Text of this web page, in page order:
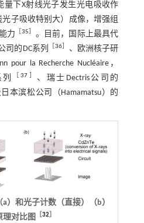
量下X射线光子发生光电吸收作
子吸收特别大）成像，增强组
力 ［35
。目前，国际上最具代
司的DC系列
［36
、欧洲核子研
pour la Recherche Nucléaire，
［37
、瑞士Dectris公司的
本滨松公司（Hamamatsu）的
）和光子计数（直接）（b）
理对比图［ 32］